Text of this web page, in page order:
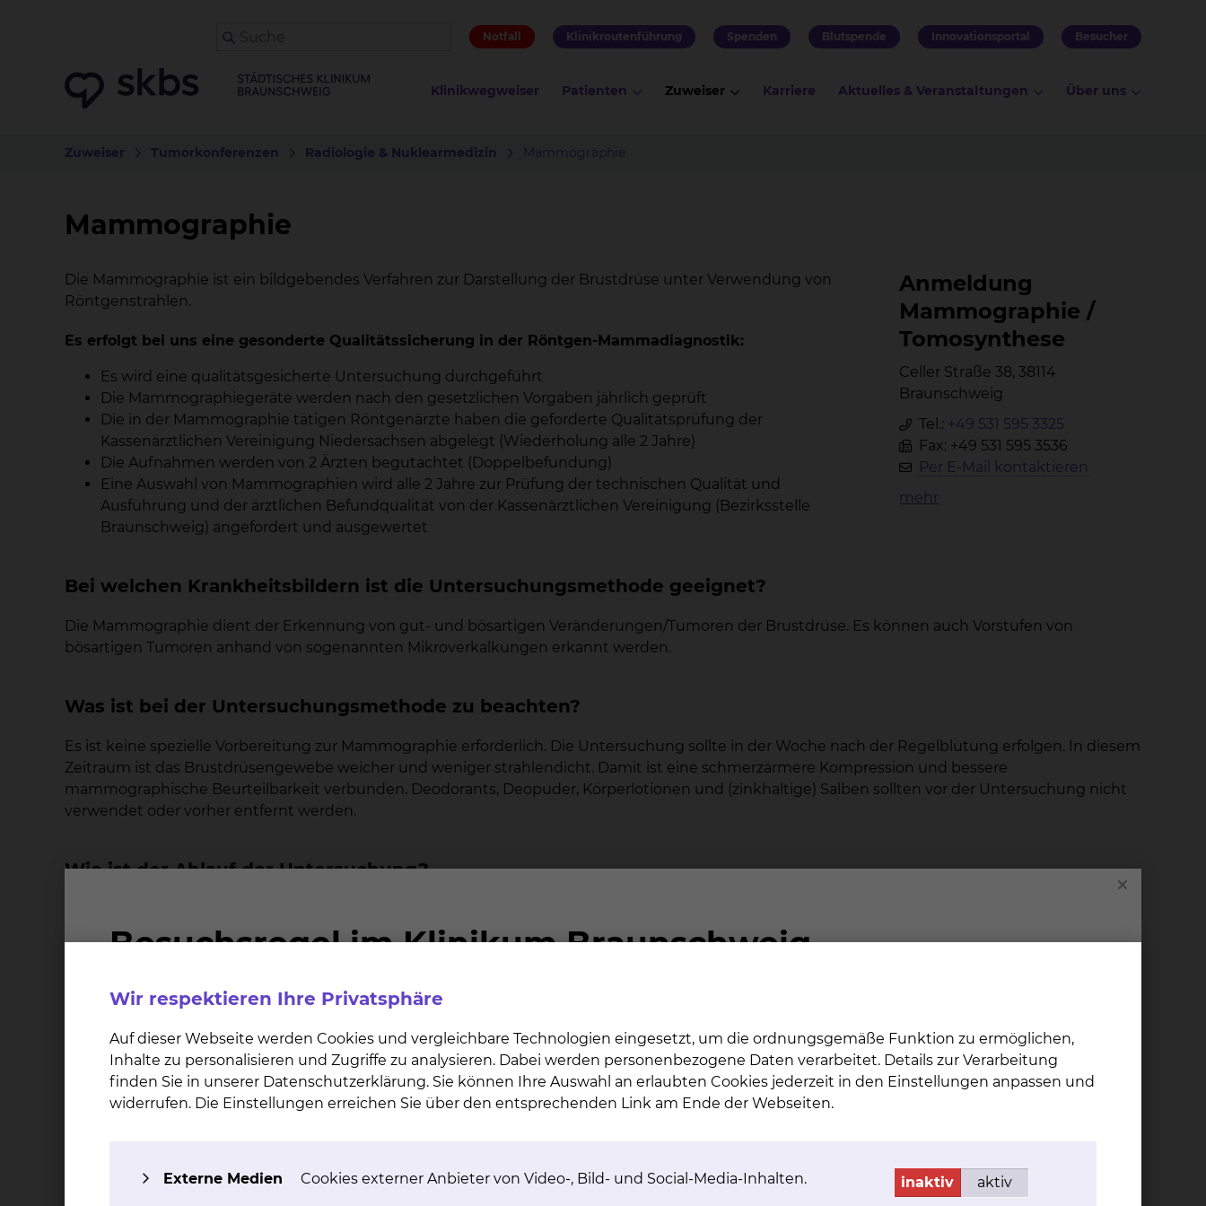
Notfall Klinikroutenführung Spenden Blutspende Innovationsportal Besucher
Klinikwegweiser Patienten Zuweiser Karriere Aktuelles & Veranstaltungen Über uns
Zuweiser Tumorkonferenzen Radiologie & Nuklearmedizin Mammographie
Mammographie
An­mel­dung
Mam­mo­gra­phie /
To­mo­syn­the­se
Celler Straße 38, 38114
Braunschweig
Tel.: +49 531 595 3325
Fax: +49 531 595 3536
Per E-Mail kontaktieren
mehr
Die Mammographie ist ein bildgebendes Verfahren zur Darstellung der Brustdrüse unter Verwendung von
Röntgenstrahlen.
Es erfolgt bei uns eine gesonderte Qualitätssicherung in der Röntgen-Mammadiagnostik:
Es wird eine qualitätsgesicherte Untersuchung durchgeführt
Die Mammographiegeräte werden nach den gesetzlichen Vorgaben jährlich geprüft
Die in der Mammographie tätigen Röntgenärzte haben die geforderte Qualitätsprüfung der
Kassenärztlichen Vereinigung Niedersachsen abgelegt (Wiederholung alle 2 Jahre)
Die Aufnahmen werden von 2 Ärzten begutachtet (Doppelbefundung)
Eine Auswahl von Mammographien wird alle 2 Jahre zur Prüfung der technischen Qualität und
Ausführung und der ärztlichen Befundqualität von der Kassenärztlichen Vereinigung (Bezirksstelle
Braunschweig) angefordert und ausgewertet
Bei welchen Krankheitsbildern ist die Untersuchungsmethode geeignet?
Die Mammographie dient der Erkennung von gut- und bösartigen Veränderungen/Tumoren der Brustdrüse. Es können auch Vorstufen von
bösartigen Tumoren anhand von sogenannten Mikroverkalkungen erkannt werden.
Was ist bei der Untersuchungsmethode zu beachten?
Es ist keine spezielle Vorbereitung zur Mammographie erforderlich. Die Untersuchung sollte in der Woche nach der Regelblutung erfolgen. In diesem
Zeitraum ist das Brustdrüsengewebe weicher und weniger strahlendicht. Damit ist eine schmerzärmere Kompression und bessere
mammographische Beurteilbarkeit verbunden. Deodorants, Deopuder, Körperlotionen und (zinkhaltige) Salben sollten vor der Untersuchung nicht
verwendet oder vorher entfernt werden.
Wie ist der Ablauf der Untersuchung?
zwischen zwei Plexiglasplatten zusammengedrückt. Dieses ist notwendig, um ein gut beurteilbares Bild der Brust zu erhalten. Die
erfolgt von einer Ärztin die Inspektion der Haut der Brüste sowie ein Abtasten der Brüste und der Achselhöhlen. Abschließend werden die Brüste mit
Welche Komplikationen können auftreten?
Bei der Mammographie handelt es sich um eine Röntgenuntersuchung. Bei jeder Anwendung von Röntgenstrahlen zur Diagnostik werden immer
Wir respektieren Ihre Privatsphäre
Auf dieser Webseite werden Cookies und vergleichbare Technologien eingesetzt, um die ordnungsgemäße Funktion zu ermöglichen,
Inhalte zu personalisieren und Zugriffe zu analysieren. Dabei werden personenbezogene Daten verarbeitet. Details zur Verarbeitung
finden Sie in unserer Datenschutzerklärung. Sie können Ihre Auswahl an erlaubten Cookies jederzeit in den Einstellungen anpassen und
widerrufen. Die Einstellungen erreichen Sie über den entsprechenden Link am Ende der Webseiten.
Externe Medien Cookies externer Anbieter von Video-, Bild- und Social-Media-Inhalten. inaktiv aktiv